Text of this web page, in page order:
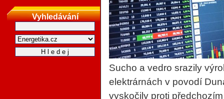
Vyhledávání
Sucho a vedro srazily
elektrárnách v povodí
vyskočily proti